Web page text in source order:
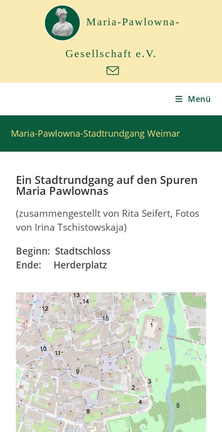
Maria-Pawlowna-
Gesellschaft e.V.
Menü
Maria-Pawlowna-Stadtrundgang Weimar
Ein Stadtrundgang auf den Spuren
Maria Pawlownas
(zusammengestellt von Rita Seifert, Fotos
von Irina Tschistowskaja)
Beginn: Stadtschloss
Ende: Herderplatz